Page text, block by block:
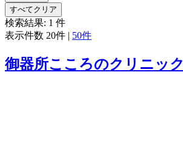
すべてクリア
検索結果: 1 件
表示件数 20件 | 50件
御器所こころのクリニック